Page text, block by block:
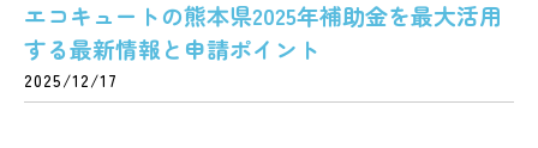
エコキュートの熊本県2025年補助金を最大活用
する最新情報と申請ポイント
2025/12/17